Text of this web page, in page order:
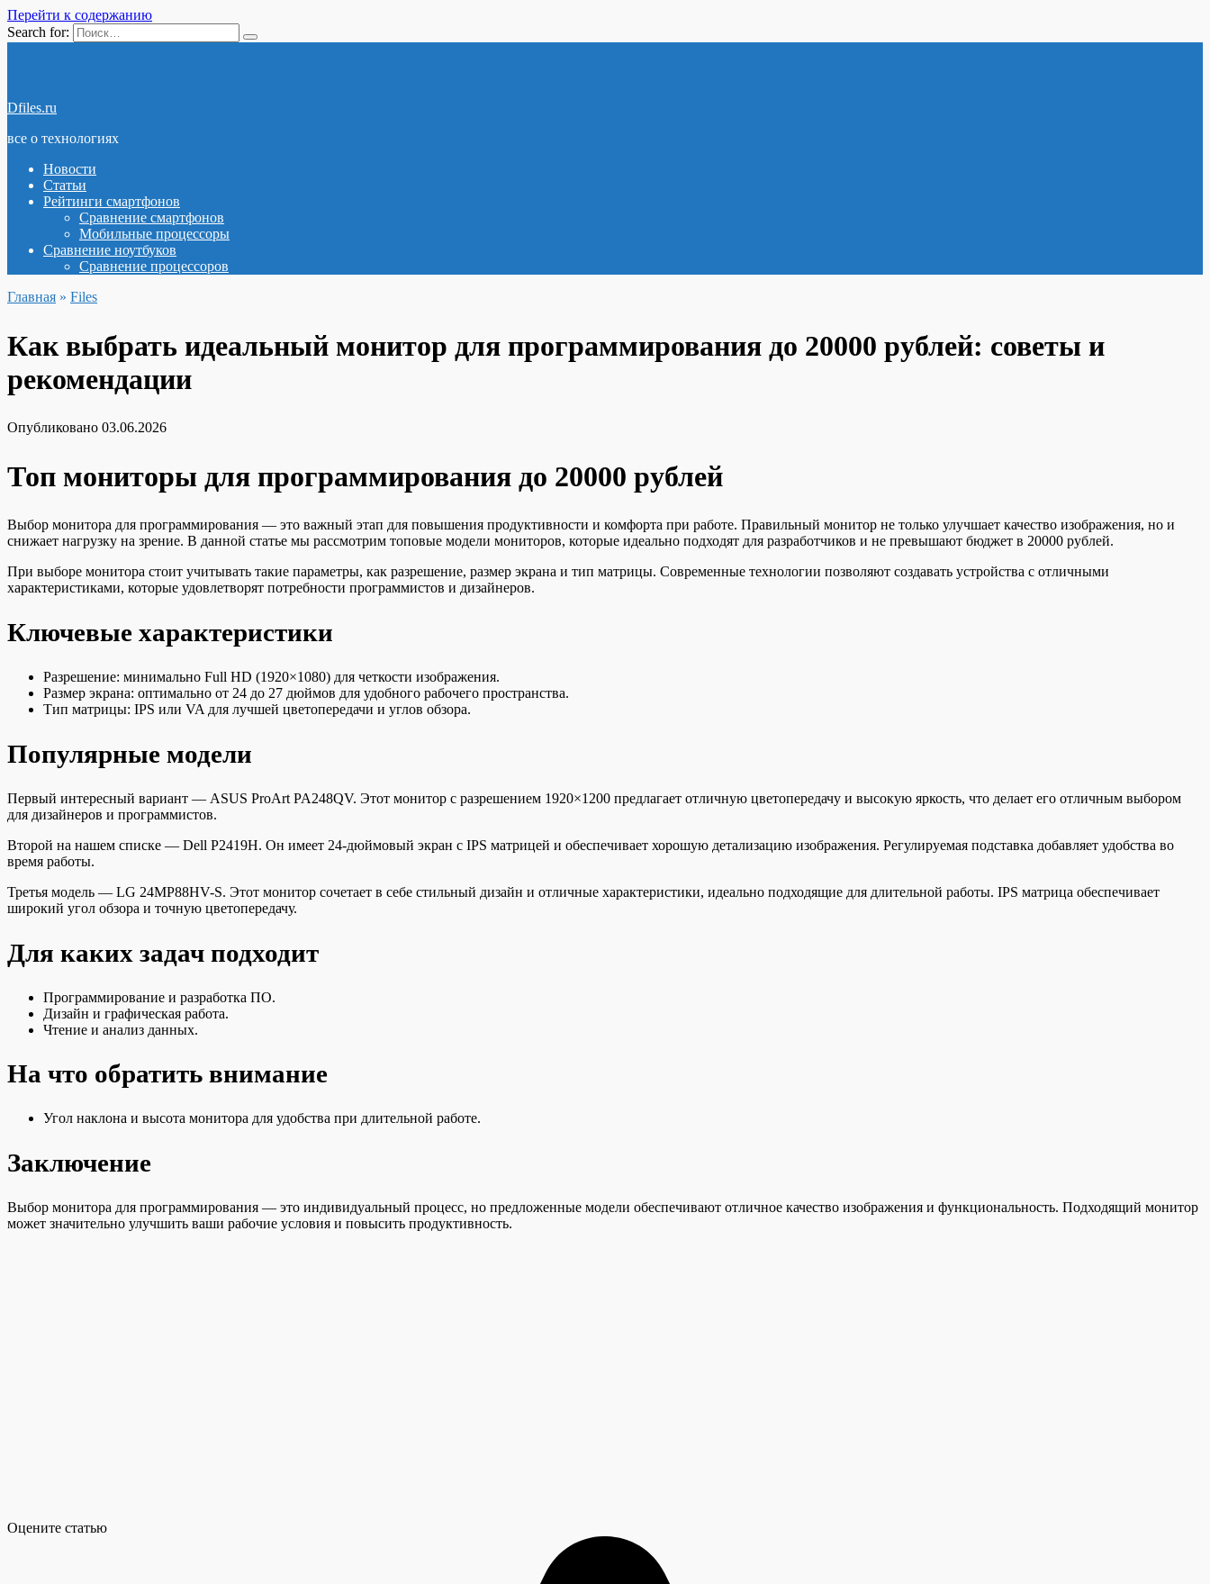
Перейти к содержанию
Search for:
Dfiles.ru
все о технологиях
Новости
Статьи
Рейтинги смартфонов
Сравнение смартфонов
Мобильные процессоры
Сравнение ноутбуков
Сравнение процессоров
Главная » Files
Как выбрать идеальный монитор для программирования до 20000 рублей: советы и
рекомендации
Опубликовано 03.06.2026
Топ мониторы для программирования до 20000 рублей
Выбор монитора для программирования — это важный этап для повышения продуктивности и комфорта при работе. Правильный монитор не только улучшает качество изображения, но и
снижает нагрузку на зрение. В данной статье мы рассмотрим топовые модели мониторов, которые идеально подходят для разработчиков и не превышают бюджет в 20000 рублей.
При выборе монитора стоит учитывать такие параметры, как разрешение, размер экрана и тип матрицы. Современные технологии позволяют создавать устройства с отличными
характеристиками, которые удовлетворят потребности программистов и дизайнеров.
Ключевые характеристики
Разрешение: минимально Full HD (1920×1080) для четкости изображения.
Размер экрана: оптимально от 24 до 27 дюймов для удобного рабочего пространства.
Тип матрицы: IPS или VA для лучшей цветопередачи и углов обзора.
Популярные модели
Первый интересный вариант — ASUS ProArt PA248QV. Этот монитор с разрешением 1920×1200 предлагает отличную цветопередачу и высокую яркость, что делает его отличным выбором
для дизайнеров и программистов.
Второй на нашем списке — Dell P2419H. Он имеет 24-дюймовый экран с IPS матрицей и обеспечивает хорошую детализацию изображения. Регулируемая подставка добавляет удобства во
время работы.
Третья модель — LG 24MP88HV-S. Этот монитор сочетает в себе стильный дизайн и отличные характеристики, идеально подходящие для длительной работы. IPS матрица обеспечивает
широкий угол обзора и точную цветопередачу.
Для каких задач подходит
Программирование и разработка ПО.
Дизайн и графическая работа.
Чтение и анализ данных.
На что обратить внимание
Угол наклона и высота монитора для удобства при длительной работе.
Заключение
Выбор монитора для программирования — это индивидуальный процесс, но предложенные модели обеспечивают отличное качество изображения и функциональность. Подходящий монитор
может значительно улучшить ваши рабочие условия и повысить продуктивность.
Оцените статью